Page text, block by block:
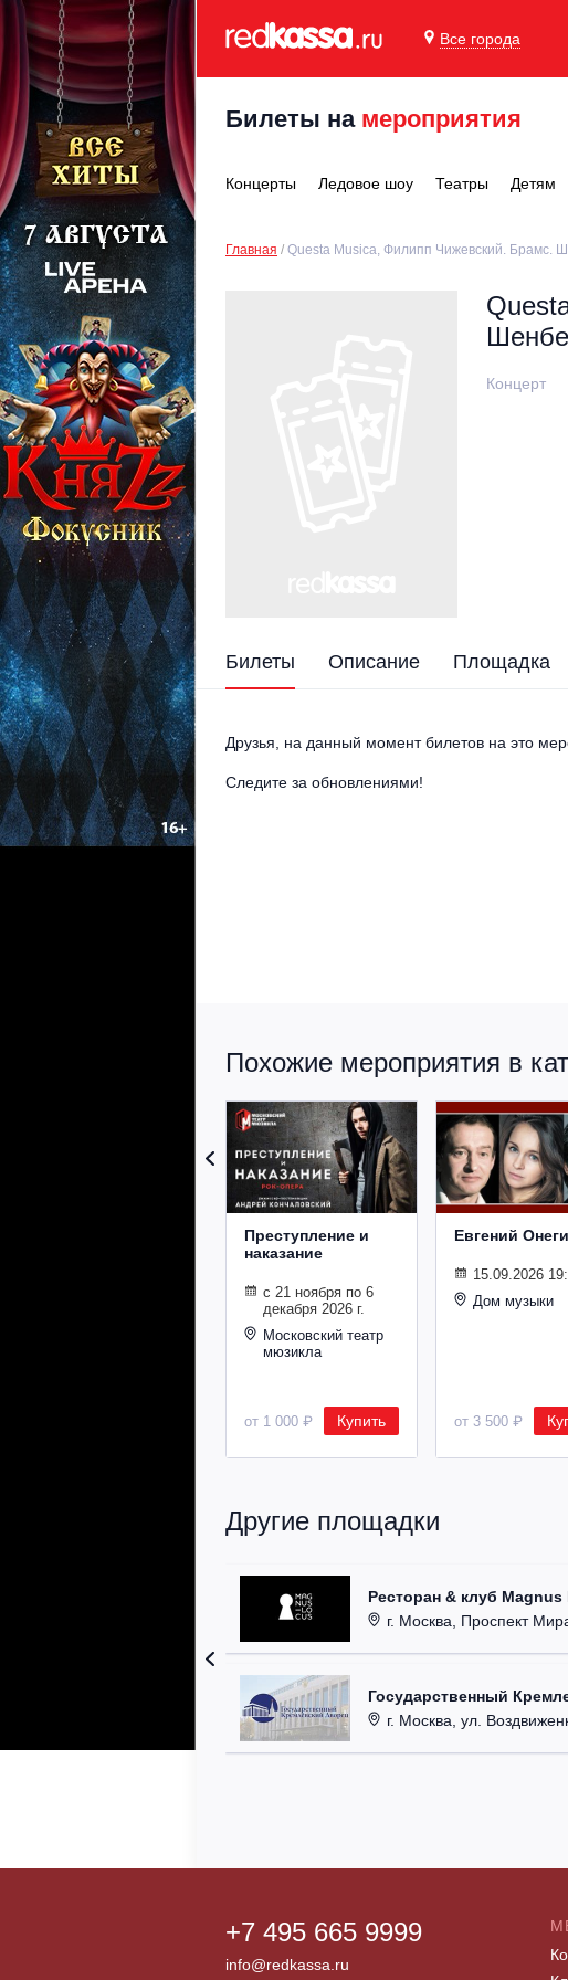
Все города
Билеты на мероприятия
Концерты Ледовое шоу Театры Детям
Главная Questa Musica, Филипп Чижевский. Брамс.
Концерт
Билеты Описание Площадка
Друзья, на данный момент билетов на это
Следите за обновлениями!
Похожие мероприятия в
Преступление и
наказание
с 21 ноября по 6
декабря 2026 г.
Московский театр
мюзикла
от 1 000 ₽ Купить
Евгений
15.09.2026
Дом музыки
от 3 500 ₽
Другие площадки
Ресторан & клуб
г. Москва, Проспект
Государственный
г. Москва, ул.
+7 495 665 9999
info@redkassa.ru